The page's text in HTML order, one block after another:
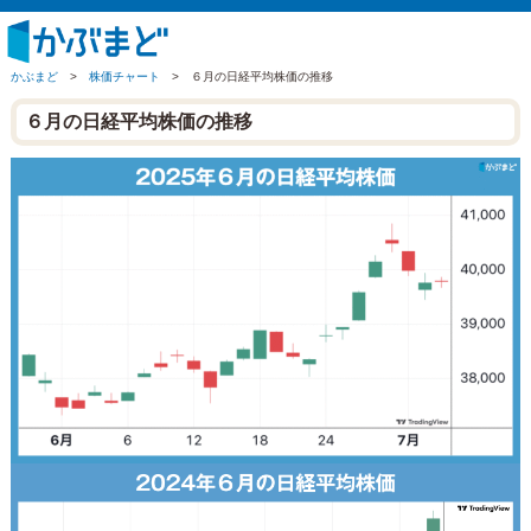
かぶまど > 株価チャート > ６月の日経平均株価の推移
６月の日経平均株価の推移